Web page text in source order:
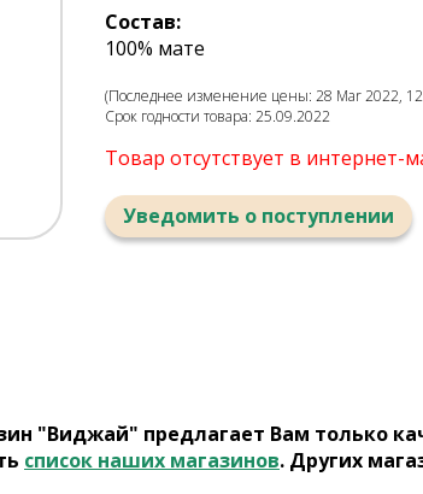
Состав:
100% мате
(Последнее изменение цены: 28 Mar 2022,
Срок годности товара: 25.09.2022
Товар отсутствует в интернет-
Уведомить о поступлении
"Виджай" предлагает Вам только
список наших магазинов. Других